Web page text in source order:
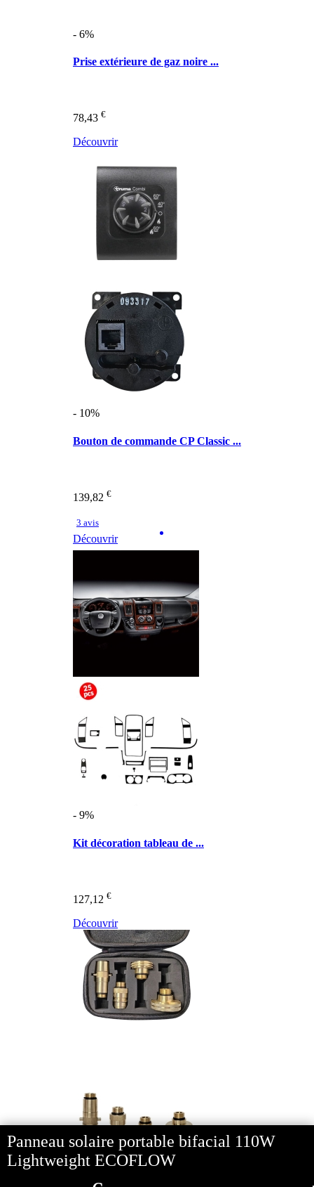
- 6%
Prise extérieure de gaz noire ...
78,43 €
Découvrir
- 10%
Bouton de commande CP Classic ...
139,82 €
3 avis
Découvrir
- 9%
Kit décoration tableau de ...
127,12 €
Découvrir
Panneau solaire portable bifacial 110W
Lightweight ECOFLOW